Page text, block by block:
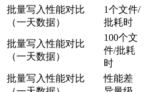
批量写入性能对比
（一天数据）
1个文件/
批耗时
批量写入性能对比
（一天数据）
100个文
件/批耗
时
批量写入性能对比
性能差